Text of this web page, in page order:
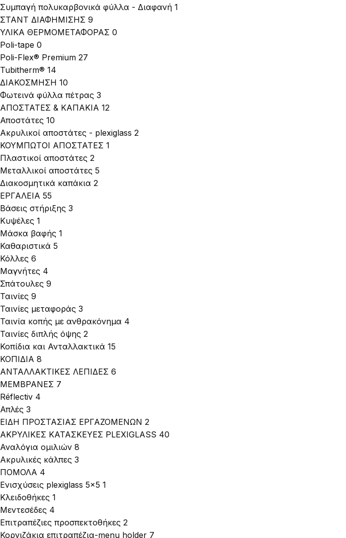
Συμπαγή πολυκαρβονικά φύλλα - Διαφανή 1
ΣΤΑΝΤ ΔΙΑΦΗΜΙΣΗΣ 9
ΥΛΙΚΑ ΘΕΡΜΟΜΕΤΑΦΟΡΑΣ 0
Poli-tape 0
Poli-Flex® Premium 27
Tubitherm® 14
ΔΙΑΚΟΣΜΗΣΗ 10
Φωτεινά φύλλα πέτρας 3
ΑΠΟΣΤΑΤΕΣ & ΚΑΠΑΚΙΑ 12
Αποστάτες 10
Ακρυλικοί αποστάτες - plexiglass 2
ΚΟΥΜΠΩΤΟΙ ΑΠΟΣΤΑΤΕΣ 1
Πλαστικοί αποστάτες 2
Μεταλλικοί αποστάτες 5
Διακοσμητικά καπάκια 2
ΕΡΓΑΛΕΙΑ 55
Βάσεις στήριξης 3
Κυψέλες 1
Μάσκα βαφής 1
Καθαριστικά 5
Κόλλες 6
Μαγνήτες 4
Σπάτουλες 9
Ταινίες 9
Ταινίες μεταφοράς 3
Ταινία κοπής με ανθρακόνημα 4
Ταινίες διπλής όψης 2
Κοπίδια και Ανταλλακτικά 15
ΚΟΠΙΔΙΑ 8
ΑΝΤΑΛΛΑΚΤΙΚΕΣ ΛΕΠΙΔΕΣ 6
ΜΕΜΒΡΑΝΕΣ 7
Réflectiv 4
Απλές 3
ΕΙΔΗ ΠΡΟΣΤΑΣΙΑΣ ΕΡΓΑΖΟΜΕΝΩΝ 2
ΑΚΡΥΛΙΚΕΣ ΚΑΤΑΣΚΕΥΕΣ PLEXIGLASS 40
Αναλόγια ομιλιών 8
Ακρυλικές κάλπες 3
ΠΟΜΟΛΑ 4
Ενισχύσεις plexiglass 5×5 1
Κλειδοθήκες 1
Μεντεσέδες 4
Επιτραπέζιες προσπεκτοθήκες 2
Κορνιζάκια επιτραπέζια-menu holder 7